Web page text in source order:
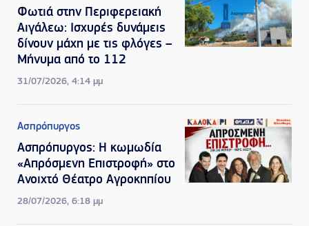
Φωτιά στην Περιφερειακή
Αιγάλεω: Ισχυρές δυνάμεις
δίνουν μάχη με τις φλόγες –
Μήνυμα από το 112
31/07/2026, 4:14 μμ
Ασπρόπυργος
Ασπρόπυργος: Η κωμωδία
«Απρόσμενη Επιστροφή» στο
Ανοιχτό Θέατρο Αγροκηπίου
28/07/2026, 6:18 μμ